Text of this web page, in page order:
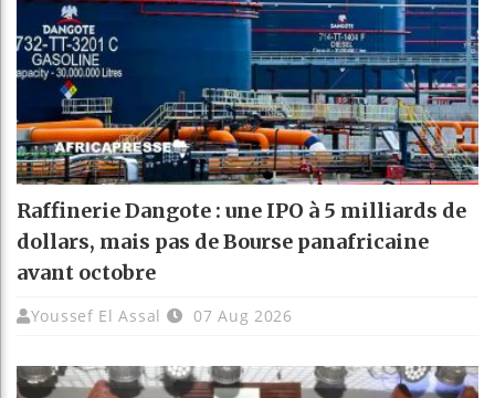
Raffinerie Dangote : une IPO à 5 milliards de
dollars, mais pas de Bourse panafricaine
avant octobre
Youssef El Assal 07 Aug 2026